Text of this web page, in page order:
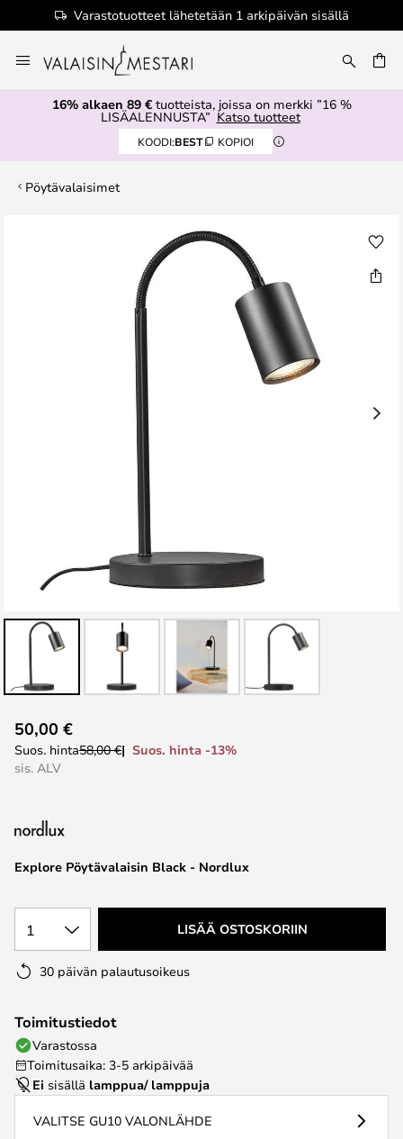
Varastotuotteet lähetetään 1 arkipäivän sisällä
to
Content
16% alkaen 89 €tuotteista, joissa on merkki ”16 %
LISÄALENNUSTA” Katso tuotteet
KOODI:BEST KOPIOI
Pöytävalaisimet
to
the
the
gallery
Explore Pöytävalaisin Black - Nordlux
50,00 €
Suos. hinta58,00 €
Suos. hinta -13%
sis. ALV
1 LISÄÄ OSTOSKORIIN
30 päivän palautusoikeus
Toimitustiedot
Varastossa
Toimitusaika: 3-5 arkipäivää
Ei sisällä lamppua/ lamppuja
VALITSE GU10 VALONLÄHDE